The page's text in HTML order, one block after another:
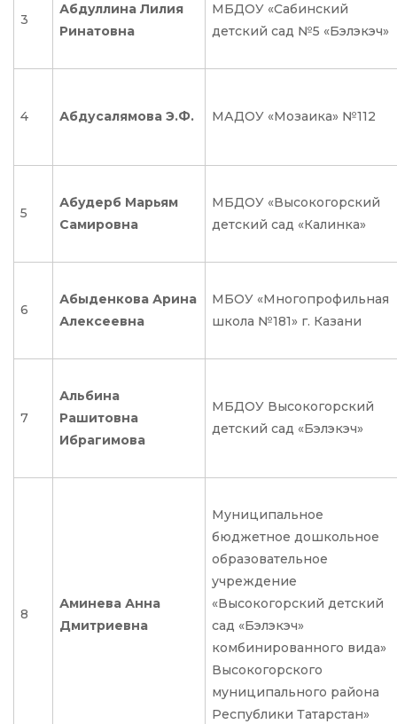
3
Абдуллина Лилия
Ринатовна
МБДОУ «Сабинский
детский сад №5 «Бэлэкэч»
4 Абдусалямова Э.Ф. МАДОУ «Мозаика» №112
5
Абудерб Марьям
Самировна
МБДОУ «Высокогорский
детский сад «Калинка»
6
Абыденкова Арина
Алексеевна
МБОУ «Многопрофильная
школа №181» г. Казани
7
Альбина
Рашитовна
Ибрагимова
МБДОУ Высокогорский
детский сад «Бэлэкэч»
8
Аминева Анна
Дмитриевна
Муниципальное
бюджетное дошкольное
образовательное
учреждение
«Высокогорский детский
сад «Бэлэкэч»
комбинированного вида»
Высокогорского
муниципального района
Республики Татарстан»